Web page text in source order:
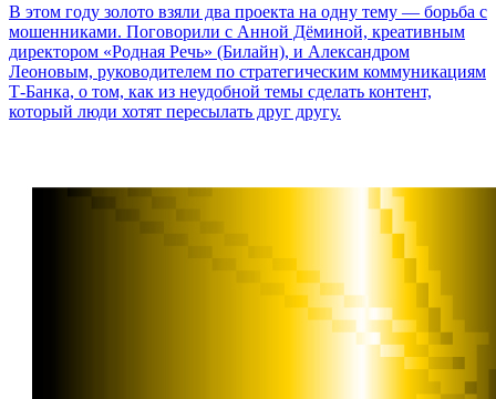
В этом году золото взяли два проекта на одну тему — борьба с
мошенниками. Поговорили с Анной Дёминой, креативным
директором «Родная Речь» (Билайн), и Александром
Леоновым, руководителем по стратегическим коммуникациям
Т-Банка, о том, как из неудобной темы сделать контент,
который люди хотят пересылать друг другу.